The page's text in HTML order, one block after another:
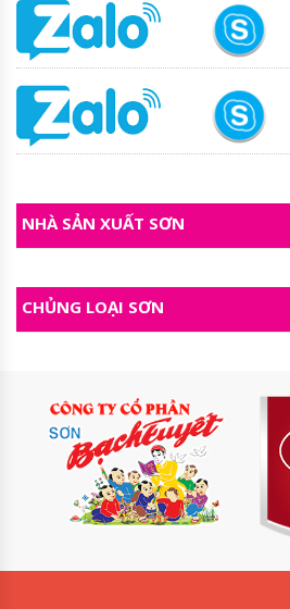
NHÀ SẢN XUẤT SƠN
CHỦNG LOẠI SƠN